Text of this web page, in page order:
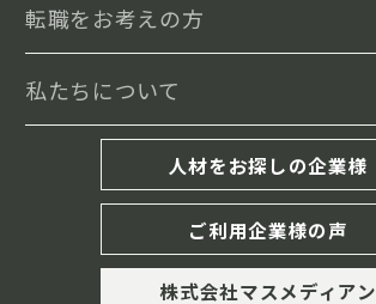
転職をお考えの方
求人検索
履歴書・職務経歴書の書き方
私たちについて
エコリクについて
転職成功までの流れ
キャリア相談(MD紹介)
人材をお探しの企業様
ご利用企業様の声
株式会社マスメディアン